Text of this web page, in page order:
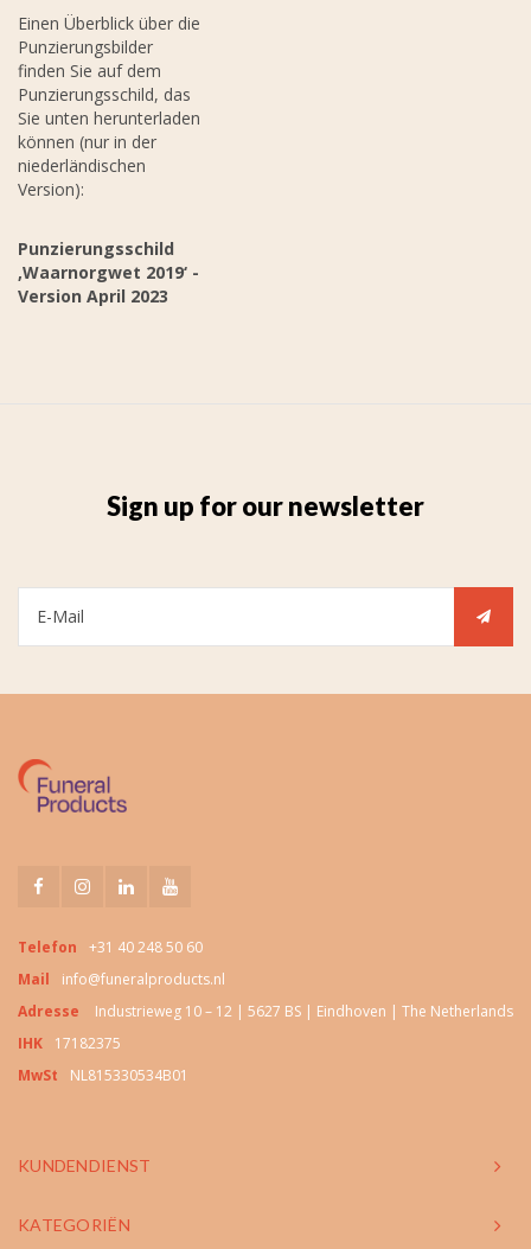
Einen Überblick über die
Punzierungsbilder
finden Sie auf dem
Punzierungsschild, das
Sie unten herunterladen
können (nur in der
niederländischen
Version):
Punzierungsschild
‚Waarnorgwet 2019‘ -
Version April 2023
Sign up for our newsletter
Telefon
+31 40 248 50 60
Mail
info@funeralproducts.nl
Adresse
Industrieweg 10 – 12 | 5627 BS | Eindhoven | The Netherlands
IHK
17182375
MwSt
NL815330534B01
KUNDENDIENST
KATEGORIËN